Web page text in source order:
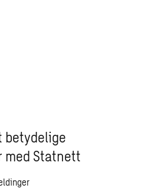
betydelige
med Statnett